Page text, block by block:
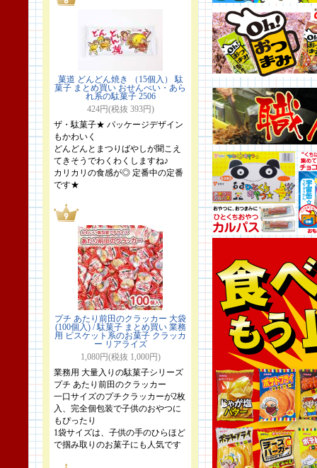
菓道 どんどん焼き （15個入） 駄
菓子 まとめ買い おせんべい・あら
れ系の駄菓子 2506
424円(税抜 393円)
ザ・駄菓子★ パッケージデザイン
もかわいく
どんどんとまつりばやしが聞こえ
てきそうでわくわくしますね♪
カリカリの食感が◎ 定番中の定番
です★
プチ あたり前田のクラッカー 大袋
(100個入) / 駄菓子 まとめ買い 業務
用 ビスケット系のお菓子 クラッカ
ー リアライズ
1,080円(税抜 1,000円)
業務用 大量入りの駄菓子シリーズ
プチ あたり前田のクラッカー
一口サイズのプチクラッカーが2枚
入、完全個包装で子供のおやつに
もぴったり
1袋サイズは、子供の手のひらほど
で掴み取りのお菓子にも人気です